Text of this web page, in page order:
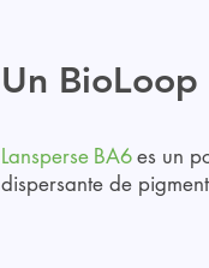
Un
Lansperse BA6es un
dispersante de